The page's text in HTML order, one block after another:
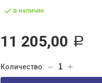
в наличии
11 205,00 Р